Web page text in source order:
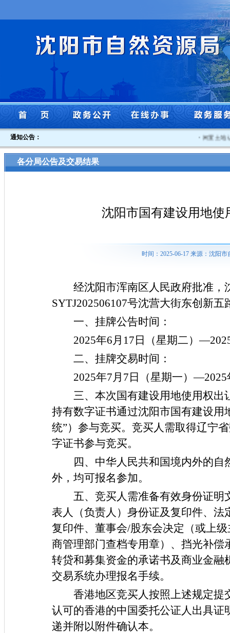
通知公告： 闲置土地
各分局公告及交易结果
沈阳市国有建设用地使
时间：2025-06-17 来源：沈阳
经沈阳市浑南区人民政府批准
SYTJ202506107号沈营大街东创新五
一、挂牌公告时间：
2025年6月17日（星期二）
二、挂牌交易时间：
2025年7月7日（星期一）
三、本次国有建设用地使用权
持有数字证书通过沈阳市国有建设
统”）参与竞买。竞买人需取得辽宁
字证书参与竞买。
四、中华人民共和国境内外的
外，均可报名参加。
五、竞买人需准备有效身份证
表人（负责人）身份证及复印件、
复印件、董事会/股东会决定（或上
商管理部门查档专用章）、挡光补
转贷和募集资金的承诺书及商业金
交易系统办理报名手续。
香港地区竞买人按照上述规定
认可的香港的中国委托公证人出具
递并附以附件确认本。